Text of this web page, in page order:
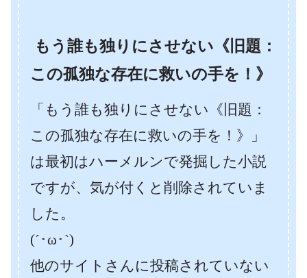
もう誰も独りにさせない《旧題：
この孤独な存在に救いの手を！》
「もう誰も独りにさせない《旧題：
この孤独な存在に救いの手を！》」
は最初はハーメルンで発掘した小説
ですが、気が付くと削除されていま
した。
(´･ω･`)
他のサイトさんに投稿されていない